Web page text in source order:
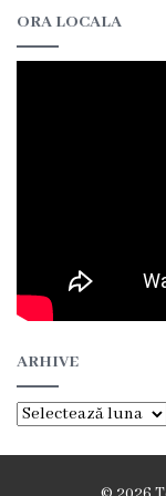
de
consiliului
consiliului
Ședințele
ORA LOCALA
ARHIVE
Arhive